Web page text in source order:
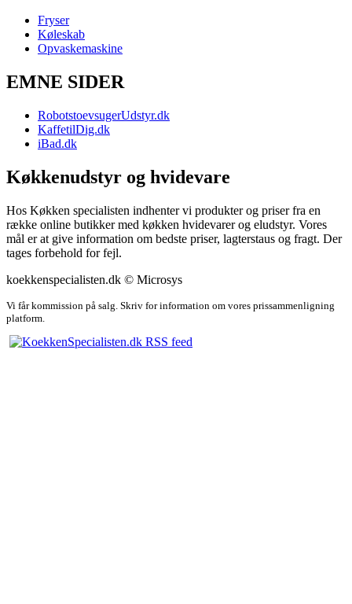
Fryser
Køleskab
Opvaskemaskine
EMNE SIDER
RobotstoevsugerUdstyr.dk
KaffetilDig.dk
iBad.dk
Køkkenudstyr og hvidevare
Hos Køkken specialisten indhenter vi produkter og priser fra en
række online butikker med køkken hvidevarer og eludstyr. Vores
mål er at give information om bedste priser, lagterstaus og fragt. Der
tages forbehold for fejl.
koekkenspecialisten.dk © Microsys
Vi får kommission på salg. Skriv for information om vores prissammenligning
platform.